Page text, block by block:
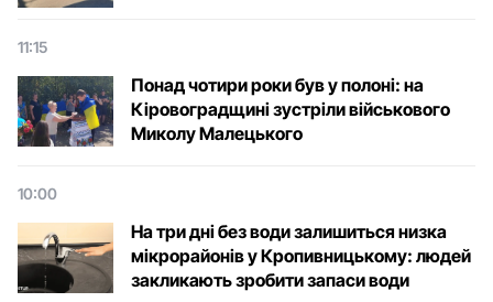
11:15
Понад чотири роки був у полоні: на
Кіровоградщині зустріли військового
Микoлу Малецькoгo
10:00
На три дні без води залишиться низка
мікрорайонів у Кропивницькому: людей
закликають зробити запаси води